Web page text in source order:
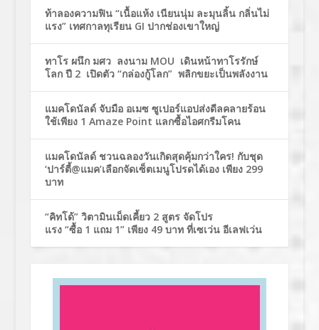
ท้าลองความฟิน “เนื้อแห้ง เนียนนุ่ม ละมุนลิ้น กลิ่นไม่
แรง” เทศกาลทุเรียน GI ปากช่องเขาใหญ่
ทาโร ผนึก มศว ลงนาม MOU เดินหน้าทาโรรักษ์
โลก ปี 2 เปิดตัว “กล่องกู้โลก” พลิกขยะเป็นพลังงาน
แมคโดนัลด์ จับมือ อเมซ ซูเปอร์แอปส่งดีลคลายร้อน
ใช้เพียง 1 Amaze Point แลกซื้อไอศกรีมโคน
แมคโดนัลด์ ชวนฉลองวันเกิดสุดคุ้มกว่าใคร! กับชุด
‘ปาร์ตี้@แมค’เลือกจัดเซ็ตเมนูโปรดได้เอง เพียง 299
บาท
“คิทโด้” วิตามินเม็ดเคี้ยว 2 สูตร จัดโปร
แรง “ซื้อ 1 แถม 1” เพียง 49 บาท ที่เซเว่น อีเลฟเว่น